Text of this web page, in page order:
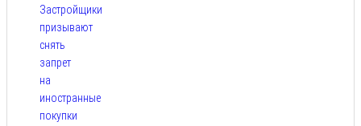
Застройщики
призывают
снять
запрет
на
иностранные
покупки